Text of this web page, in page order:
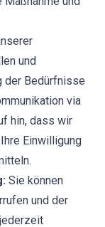
und
der Bedürfnisse
via
hin, dass wir
Einwilligung
Sie können
und der